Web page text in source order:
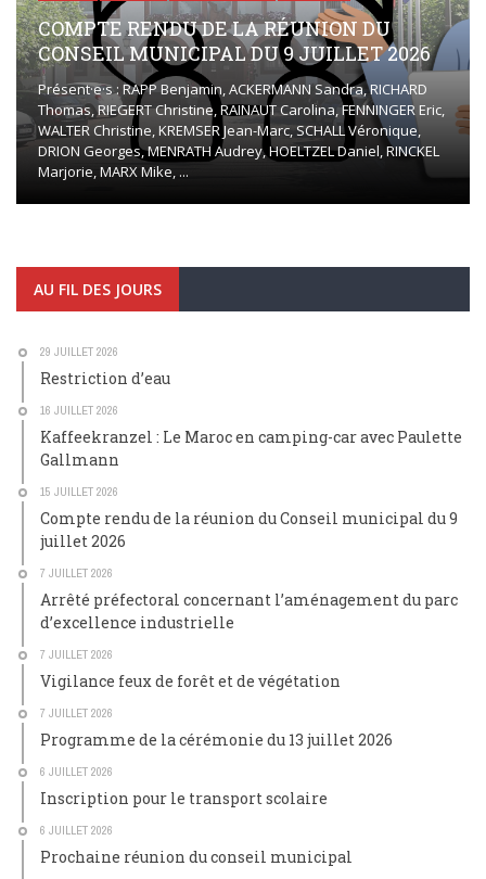
COMPTE RENDU DE LA RÉUNION DU
CONSEIL MUNICIPAL DU 9 JUILLET 2026
Présent·e·s : RAPP Benjamin, ACKERMANN Sandra, RICHARD
Thomas, RIEGERT Christine, RAINAUT Carolina, FENNINGER Eric,
WALTER Christine, KREMSER Jean-Marc, SCHALL Véronique,
DRION Georges, MENRATH Audrey, HOELTZEL Daniel, RINCKEL
Marjorie, MARX Mike, ...
AU FIL DES JOURS
29 JUILLET 2026
Restriction d’eau
16 JUILLET 2026
Kaffeekranzel : Le Maroc en camping-car avec Paulette
Gallmann
15 JUILLET 2026
Compte rendu de la réunion du Conseil municipal du 9
juillet 2026
7 JUILLET 2026
Arrêté préfectoral concernant l’aménagement du parc
d’excellence industrielle
7 JUILLET 2026
Vigilance feux de forêt et de végétation
7 JUILLET 2026
Programme de la cérémonie du 13 juillet 2026
6 JUILLET 2026
Inscription pour le transport scolaire
6 JUILLET 2026
Prochaine réunion du conseil municipal